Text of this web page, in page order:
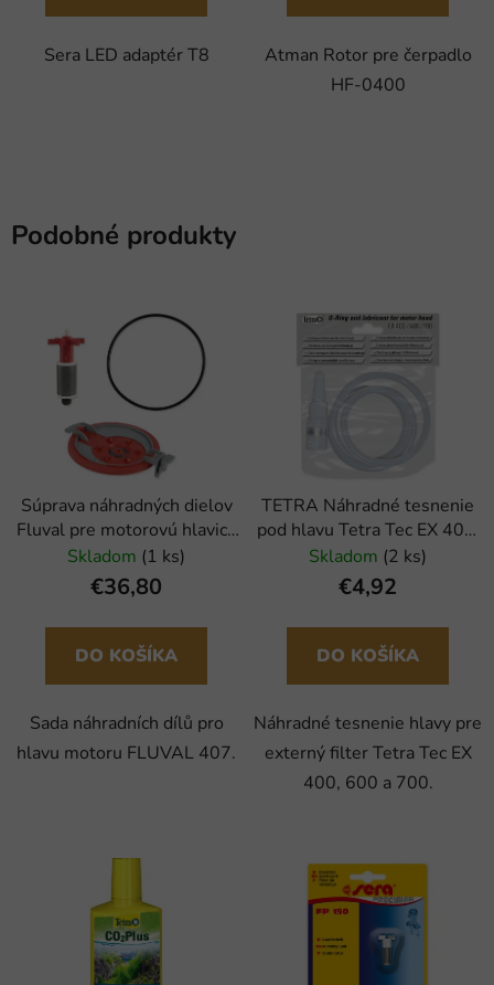
Sera LED adaptér T8
Atman Rotor pre čerpadlo
HF-0400
Podobné produkty
Súprava náhradných dielov
Fluval pre motorovú hlavicu
407
Skladom (1 ks)
€36,80
DO KOŠÍKA
Sada náhradních dílů pro
hlavu motoru FLUVAL 407.
TETRA Náhradné tesnenie
pod hlavu Tetra Tec EX 400,
600, 700 (1ks)
Skladom (2 ks)
€4,92
DO KOŠÍKA
Náhradné tesnenie hlavy pre
externý filter Tetra Tec EX
400, 600 a 700.